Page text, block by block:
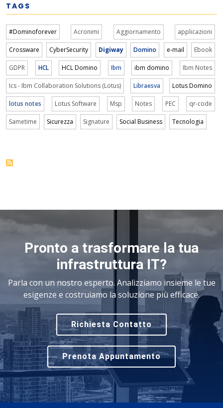
TAGS
#Dominoforever Acronimi Aggiornamento applicazioni
Crossware CyberSecurity Digiway Domino e-mail Ebook
GDPR HCL HCL Domino Ibm ibm domino Ibm Notes
Ics - Ibm Collaboration Solutions (Lotus) Libraesva Lotus Domino
lotus notes Lotus Software Msp Notes PEC qr-code
Sametime Sicurezza Signature Social Business Tecnologia
Pronto a trasformare la tua
infrastruttura IT?
Parla con un nostro esperto. Analizziamo insieme le tue
esigenze e costruiamo la soluzione più efficace.
Richiesta Contatto
Prenota Appuntamento